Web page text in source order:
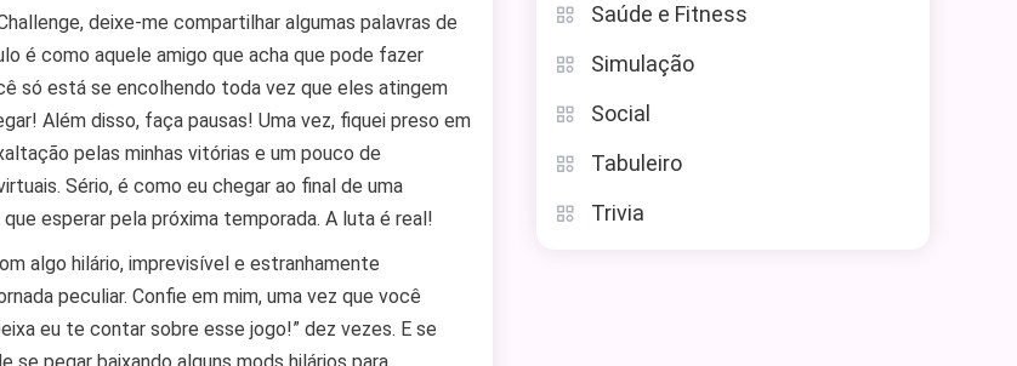
deixe-me compartilhar algumas palavras de
é como aquele amigo que acha que pode fazer
só está se encolhendo toda vez que eles atingem
Além disso, faça pausas! Uma vez, fiquei preso em
pelas minhas vitórias e um pouco de
Sério, é como eu chegar ao final de uma
esperar pela próxima temporada. A luta é real!
algo hilário, imprevisível e estranhamente
peculiar. Confie em mim, uma vez que você
eu te contar sobre esse jogo!” dez vezes. E se
Saúde e Fitness
Simulação
Social
Tabuleiro
Trivia